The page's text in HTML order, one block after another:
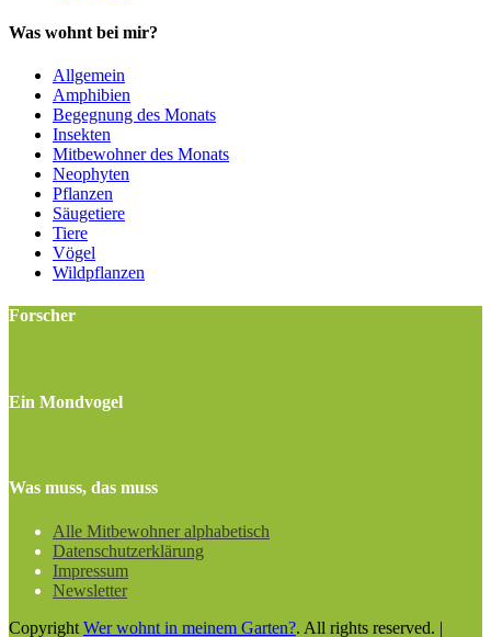
Was wohnt bei mir?
Allgemein
Amphibien
Begegnung des Monats
Insekten
Mitbewohner des Monats
Neophyten
Pflanzen
Säugetiere
Tiere
Vögel
Wildpflanzen
Forscher
Ein Mondvogel
Was muss, das muss
Alle Mitbewohner alphabetisch
Datenschutzerklärung
Impressum
Newsletter
Copyright Wer wohnt in meinem Garten?. All rights reserved. |